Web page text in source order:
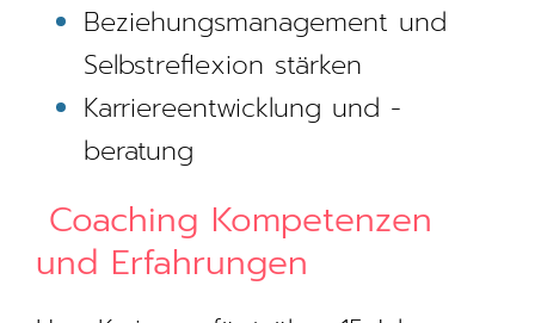
Beziehungsmanagement und
Selbstreflexion stärken
Karriereentwicklung und -
beratung
Coaching Kompetenzen
und Erfahrungen